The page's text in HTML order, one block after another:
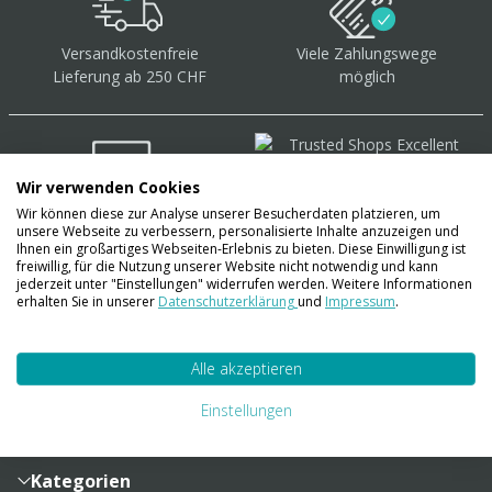
Versandkostenfreie
Lieferung ab 250 CHF
Viele Zahlungswege
möglich
Über 40.000 Artikel auf
Lager
Sendungsverfolgung
Zahlung und Versand
Lieferinformationen
Kategorien
Wir verwenden Cookies
Wir können diese zur Analyse unserer Besucherdaten platzieren, um
unsere Webseite zu verbessern, personalisierte Inhalte anzuzeigen und
Ihnen ein großartiges Webseiten-Erlebnis zu bieten. Diese Einwilligung ist
freiwillig, für die Nutzung unserer Website nicht notwendig und kann
jederzeit unter "Einstellungen" widerrufen werden. Weitere Informationen
erhalten Sie in unserer Datenschutzerklärungund Impressum.
Alle akzeptieren
Einstellungen